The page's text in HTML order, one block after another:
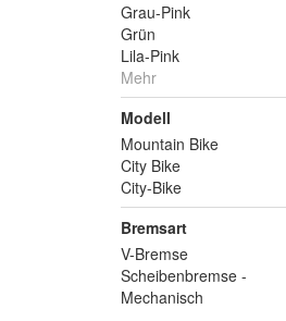
Grau-Pink
Grün
Lila-Pink
Mehr
Modell
Mountain Bike
City Bike
City-Bike
Bremsart
V-Bremse
Scheibenbremse -
Mechanisch